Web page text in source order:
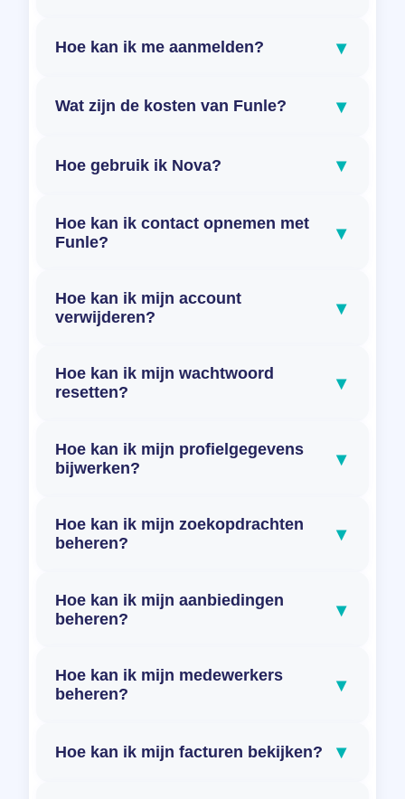
Hoe kan ik me aanmelden? ▾
Wat zijn de kosten van Funle? ▾
Hoe gebruik ik Nova? ▾
Hoe kan ik contact opnemen met
Funle?
▾
Hoe kan ik mijn account
verwijderen?
▾
Hoe kan ik mijn wachtwoord
resetten?
▾
Hoe kan ik mijn profielgegevens
bijwerken?
▾
Hoe kan ik mijn zoekopdrachten
beheren?
▾
Hoe kan ik mijn aanbiedingen
beheren?
▾
Hoe kan ik mijn medewerkers
beheren?
▾
Hoe kan ik mijn facturen bekijken? ▾